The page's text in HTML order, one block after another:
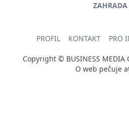
ZAHRADA
PROFIL KONTAKT PRO
Copyright © BUSINESS MEDIA